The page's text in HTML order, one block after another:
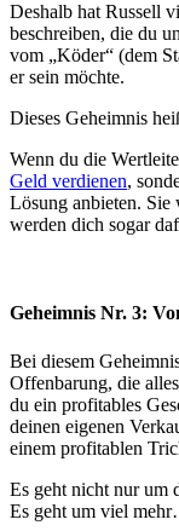
Deshalb hat Russell
beschreiben, die du
vom „Köder“ (dem
er sein möchte.
Dieses Geheimnis
Wenn du die
Geld verdienen,
Lösung anbieten. Sie
werden dich sogar
Geheimnis Nr. 3:
Bei diesem
Offenbarung, die
du ein profitables
deinen eigenen
einem profitablen
Es geht nicht nur um
Es geht um viel